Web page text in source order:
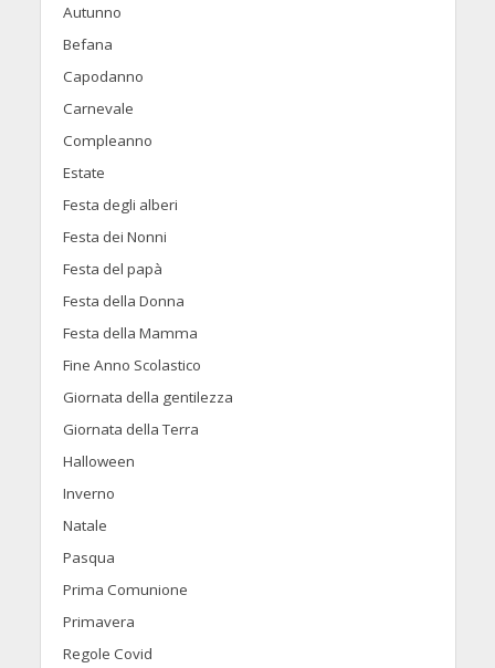
Autunno
Befana
Capodanno
Carnevale
Compleanno
Estate
Festa degli alberi
Festa dei Nonni
Festa del papà
Festa della Donna
Festa della Mamma
Fine Anno Scolastico
Giornata della gentilezza
Giornata della Terra
Halloween
Inverno
Natale
Pasqua
Prima Comunione
Primavera
Regole Covid